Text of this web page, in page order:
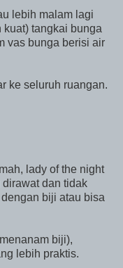
lebih malam lagi
tangkai bunga
vas bunga berisi air
ke seluruh ruangan.
lady of the night
dan tidak
biji atau bisa
biji),
lebih praktis.